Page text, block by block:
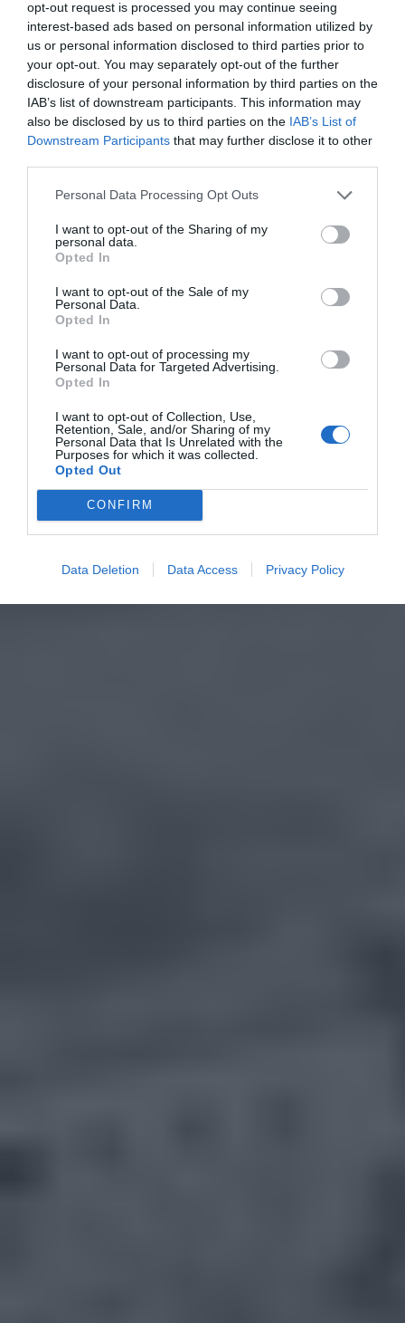
opt-out request is processed you may continue seeing
interest-based ads based on personal information utilized by
us or personal information disclosed to third parties prior to
your opt-out. You may separately opt-out of the further
disclosure of your personal information by third parties on the
IAB’s list of downstream participants. This information may
also be disclosed by us to third parties on the IAB’s List of
Downstream Participants that may further disclose it to other
Personal Data Processing Opt Outs
I want to opt-out of the Sharing of my
personal data.
Opted In
I want to opt-out of the Sale of my
Personal Data.
Opted In
I want to opt-out of processing my
Personal Data for Targeted Advertising.
Opted In
I want to opt-out of Collection, Use,
Retention, Sale, and/or Sharing of my
Personal Data that Is Unrelated with the
Purposes for which it was collected.
Opted Out
CONFIRM
Data Deletion Data Access Privacy Policy